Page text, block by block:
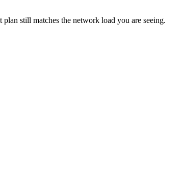
still matches the network load you are seeing.